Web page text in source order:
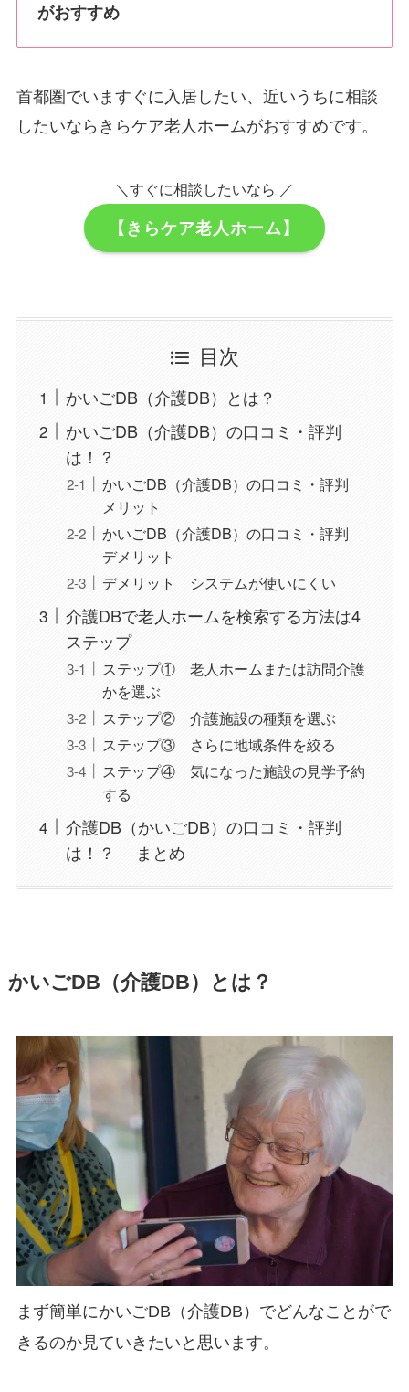
がおすすめ
首都圏でいますぐに入居したい、近いうちに相談
したいならきらケア老人ホームがおすすめです。
＼すぐに相談したいなら ／
【きらケア老人ホーム】
目次
かいごDB（介護DB）とは？
かいごDB（介護DB）の口コミ・評判
は！？
かいごDB（介護DB）の口コミ・評判
メリット
かいごDB（介護DB）の口コミ・評判
デメリット
デメリット システムが使いにくい
介護DBで老人ホームを検索する方法は4
ステップ
ステップ① 老人ホームまたは訪問介護
かを選ぶ
ステップ② 介護施設の種類を選ぶ
ステップ③ さらに地域条件を絞る
ステップ④ 気になった施設の見学予約
する
介護DB（かいごDB）の口コミ・評判
は！？ まとめ
かいごDB（介護DB）とは？
まず簡単にかいごDB（介護DB）でどんなことがで
きるのか見ていきたいと思います。